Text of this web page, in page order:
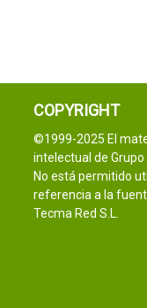
COPYRIGHT
©1999-2025 El
intelectual de Grupo
No está permitido
referencia a la
Tecma Red S.L.